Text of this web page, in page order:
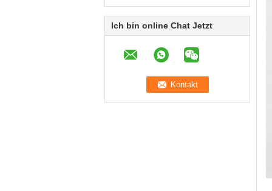
Ich bin online Chat Jetzt